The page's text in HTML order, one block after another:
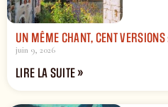
UN MÊME CHANT, CENT
juin 9, 2026
LIRE LA SUITE »